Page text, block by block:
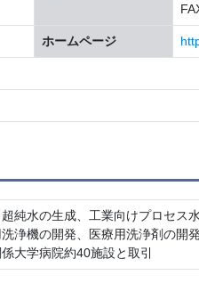
ホームページ
純水の生成、工業向けプロセス
洗浄機の開発、医療用洗浄剤の
大学病院約40施設と取引